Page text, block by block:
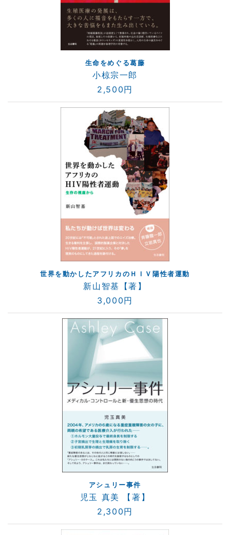
生命をめぐる葛藤
小椋宗一郎
2,500円
世界を動かしたアフリカのＨＩＶ陽性者運動
新山智基【著】
3,000円
アシュリー事件
児玉 真美 【著】
2,300円